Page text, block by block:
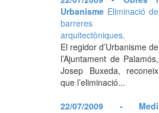
Urbanisme Eliminació de
barreres
arquitectòniques.
El regidor d’Urbanisme de
l’Ajuntament de Palamós,
Josep Buxeda, reconeix
que l’eliminació...
22/07/2009 - Medi